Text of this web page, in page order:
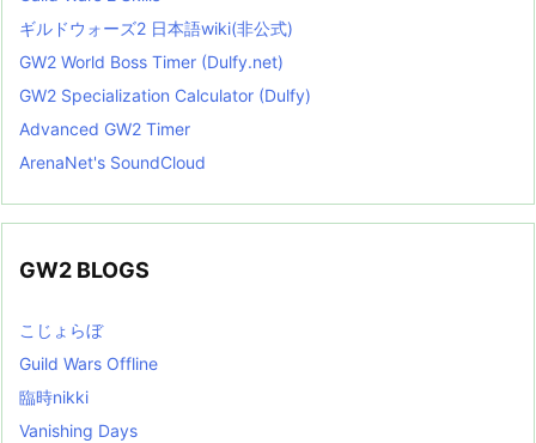
ギルドウォーズ2 日本語wiki(非公式)
GW2 World Boss Timer (Dulfy.net)
GW2 Specialization Calculator (Dulfy)
Advanced GW2 Timer
ArenaNet's SoundCloud
GW2 BLOGS
こじょらぼ
Guild Wars Offline
臨時nikki
Vanishing Days